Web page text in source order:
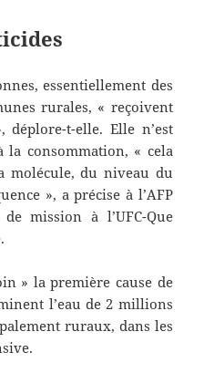
essentiellement des
rurales, « reçoivent
t-elle. Elle n’est
consommation, « cela
molécule, du niveau du
», a précise à l’AFP
mission à l’UFC-Que
» la première cause de
l’eau de 2 millions
ruraux, dans les